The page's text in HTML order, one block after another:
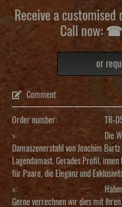
Receive a
Call now: ☎
or
Comment
Order number:
TR-
>:
Die
Damaszenerstahl von Joachim
Lagendamast. Gerades Profil,
für Paare, die Eleganz und
>:
Gerne verrechnen wir dies mit